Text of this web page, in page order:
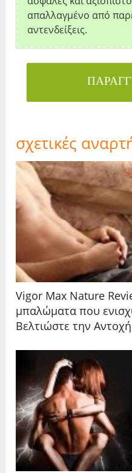
απαλλαγμένο από
αντενδείξεις.
σχετικές
Vigor Max Nature
μπαλώματα που
Βελτιώστε την Αντοχή